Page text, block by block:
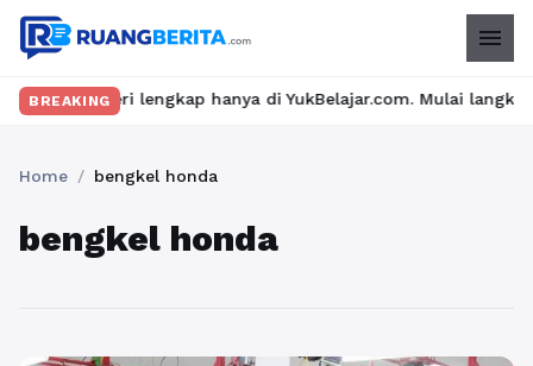
menu
BREAKING
materi lengkap hanya di YukBelajar.com. Mulai langkah
Home / bengkel honda
bengkel honda